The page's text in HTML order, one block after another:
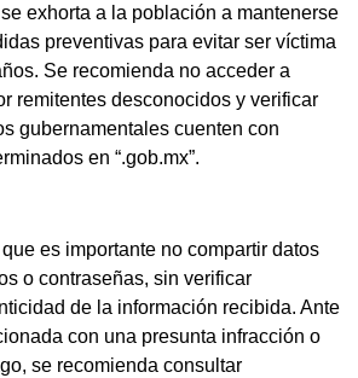
exhorta a la población a mantenerse
preventivas para evitar ser víctima
Se recomienda no acceder a
remitentes desconocidos y verificar
gubernamentales cuenten con
en “.gob.mx”.
es importante no compartir datos
o contraseñas, sin verificar
de la información recibida. Ante
con una presunta infracción o
se recomienda consultar